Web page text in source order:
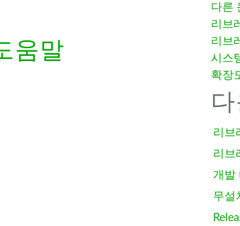
움말
다른
리브
리브
시스
확장
리브
리브
개발
무설